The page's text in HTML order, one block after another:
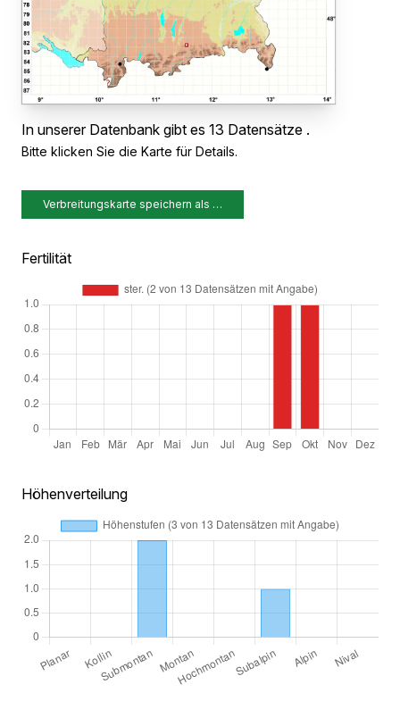
In unserer Datenbank gibt es 13 Datensätze .
Bitte klicken Sie die Karte für Details.
Verbreitungskarte speichern als …
Fertilität
Höhenverteilung